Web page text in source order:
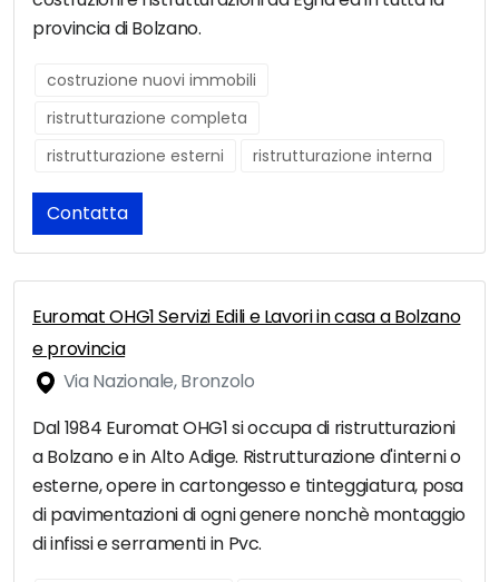
provincia di Bolzano.
costruzione nuovi immobili
ristrutturazione completa
ristrutturazione esterni
ristrutturazione interna
Contatta
Euromat OHG1 Servizi Edili e Lavori in casa a Bolzano
e provincia
Via Nazionale, Bronzolo
Dal 1984 Euromat OHG1 si occupa di ristrutturazioni
a Bolzano e in Alto Adige. Ristrutturazione d'interni o
esterne, opere in cartongesso e tinteggiatura, posa
di pavimentazioni di ogni genere nonchè montaggio
di infissi e serramenti in Pvc.